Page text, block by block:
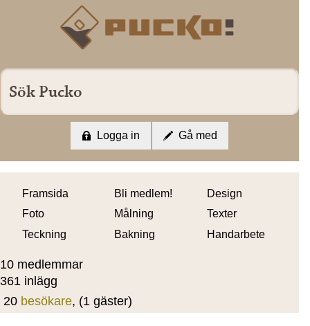
Framsida Bli medlem!
Design
Foto
Målning
Texter
Teckning
Bakning Handarbete
10 medlemmar
361 inlägg
20 besökare, (1 gäster)
Logga in Gå med